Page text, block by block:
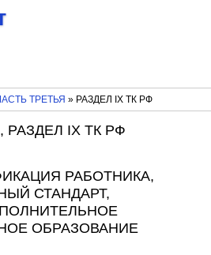
ТРЕТЬЯ » РАЗДЕЛ IX ТК РФ
, РАЗДЕЛ IX ТК РФ
РАБОТНИКА,
СТАНДАРТ,
ОБРАЗОВАНИЕ